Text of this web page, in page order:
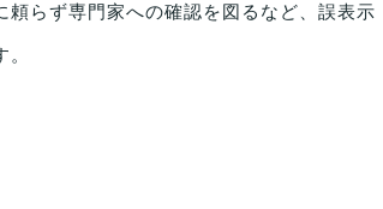
らず専門家への確認を図るなど、誤表示